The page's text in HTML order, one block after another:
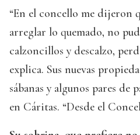
“En el concello me dijeron
arreglar lo quemado, no
calzoncillos y descalzo,
explica. Sus nuevas
sábanas y algunos pares de
en Cáritas. “Desde el